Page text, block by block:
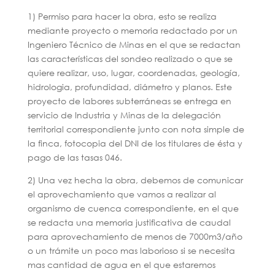
1) Permiso para hacer la obra, esto se realiza
mediante proyecto o memoria redactado por un
Ingeniero Técnico de Minas en el que se redactan
las características del sondeo realizado o que se
quiere realizar, uso, lugar, coordenadas, geología,
hidrologia, profundidad, diámetro y planos. Este
proyecto de labores subterráneas se entrega en
servicio de Industria y Minas de la delegación
territorial correspondiente junto con nota simple de
la finca, fotocopia del DNI de los titulares de ésta y
pago de las tasas 046.
2) Una vez hecha la obra, debemos de comunicar
el aprovechamiento que vamos a realizar al
organismo de cuenca correspondiente, en el que
se redacta una memoria justificativa de caudal
para aprovechamiento de menos de 7000m3/año
o un trámite un poco mas laborioso si se necesita
mas cantidad de agua en el que estaremos